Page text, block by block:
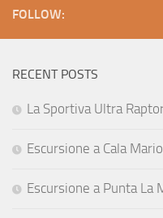
FOLLOW:
RECENT POSTS
La Sportiva Ultra
Escursione a Cala
Escursione a Punta La